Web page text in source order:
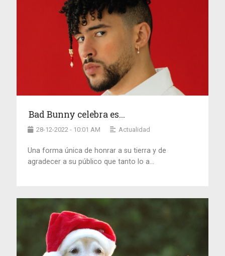
Bad Bunny celebra es...
28-12-2022 - 10:01 AM Actualidad
Una forma única de honrar a su tierra y de
agradecer a su público que tanto lo a...